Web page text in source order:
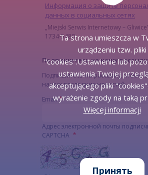
Информация о защите
данных в социальных сетях
„Miejski Serwis Internetowy –
1734-5480
Подпишитесь на нашу
Подпишитесь на рассылку, чтобы
наших последних новостей
Email
Адрес электронной почты
CAPTCHA
Ta strona umieszcza w
urządzeniu tzw. pliki
"cookies".Ustawienie lub
ustawienia Twojej
akceptującego pliki
wyrażenie zgody na taką
Więcej informacji
Принять